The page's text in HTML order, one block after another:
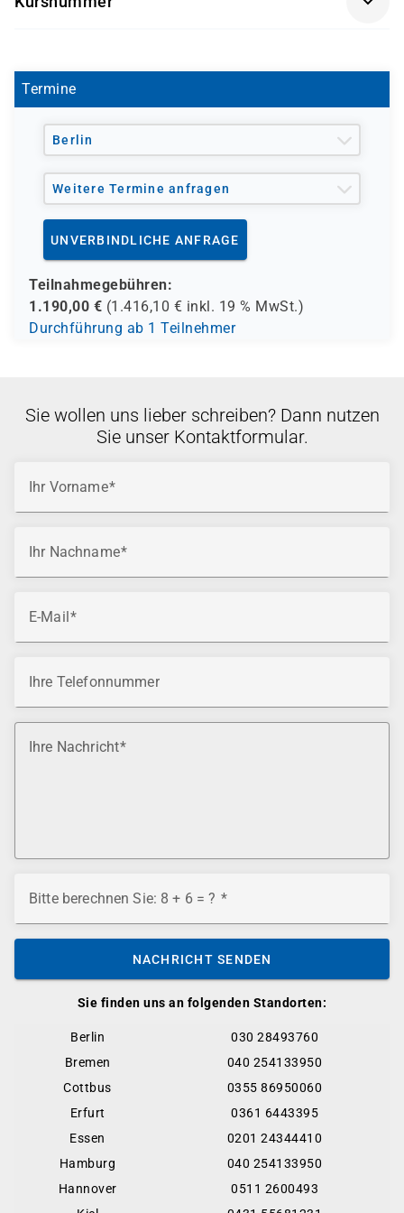
- regionale Einrichtungen
und andere Träger möglich
Termine
Berlin
Weitere Termine anfragen
UNVERBINDLICHE ANFRAGE
Teilnahmegebühren:
1.190,00 € (1.416,10 € inkl. 19 % MwSt.)
Durchführung ab 1 Teilnehmer
Sie finden uns an folgenden Standorten:
Berlin
030 28493760
Bremen
040 254133950
Cottbus
0355 86950060
Erfurt
0361 6443395
Essen
0201 24344410
Hamburg
040 254133950
Hannover
0511 2600493
Sie wollen uns lieber schreiben? Dann nutzen
Sie unser Kontaktformular.
Ihr Vorname
Ihr Nachname
E-Mail
Ihre Telefonnummer
Ihre Nachricht
Bitte berechnen Sie: 8 + 6 = ?
NACHRICHT SENDEN